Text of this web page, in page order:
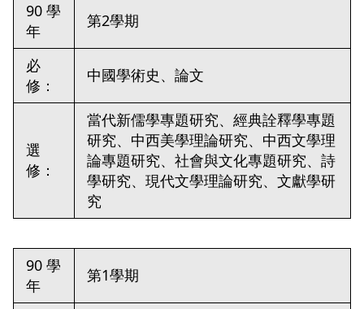
90 學
年
第2學期
必
修：
中國學術史、論文
選
修：
當代新儒學專題研究、經典詮釋學專題
研究、中西美學理論研究、中西文學理
論專題研究、社會與文化專題研究、詩
學研究、現代文學理論研究、文獻學研
究
90 學
年
第1學期